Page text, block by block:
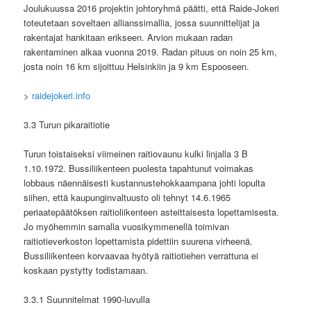
Joulukuussa 2016 projektin johtoryhmä päätti, että Raide-Jokeri
toteutetaan soveltaen allianssimallia, jossa suunnittelijat ja
rakentajat hankitaan erikseen. Arvion mukaan radan
rakentaminen alkaa vuonna 2019. Radan pituus on noin 25 km,
josta noin 16 km sijoittuu Helsinkiin ja 9 km Espooseen.
> raidejokeri.info
3.3 Turun pikaraitiotie
Turun toistaiseksi viimeinen raitiovaunu kulki linjalla 3 B
1.10.1972. Bussiliikenteen puolesta tapahtunut voimakas
lobbaus näennäisesti kustannustehokkaampana johti lopulta
siihen, että kaupunginvaltuusto oli tehnyt 14.6.1965
periaatepäätöksen raitioliikenteen asteittaisesta lopettamisesta.
Jo myöhemmin samalla vuosikymmenellä toimivan
raitiotieverkoston lopettamista pidettiin suurena virheenä.
Bussiliikenteen korvaavaa hyötyä raitiotiehen verrattuna ei
koskaan pystytty todistamaan.
3.3.1 Suunnitelmat 1990-luvulla